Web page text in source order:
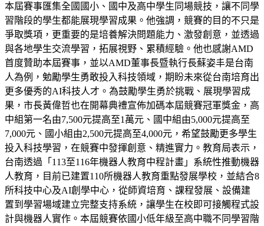
本屆賽事匯集全國國小、國中及高中學生同場競技，讓不同學
習階段的學生都能展現學習成果。他強調，競賽的目的不只是
爭取獎項，更重要的是培養解決問題能力、激發創意，並透過
與各地學生交流學習，拓展視野、累積經驗。他也感謝AMD
首度贊助本屆賽事，並以AMD董事長暨執行長蘇姿丰是台南
人為例，勉勵學生勇敢投入科技領域，期盼未來從台南培育出
更多優秀的AI科技人才。為鼓勵學生勇於挑戰、展現學習成
果，市長黃偉哲也在開幕典禮宣佈加碼本屆競賽冠軍獎金，高
中組第一名由7,500元提高至1萬元、國中組由5,000元提高至
7,000元、國小組由2,500元提高至4,000元，希望鼓勵更多學生
投入科技學習，在競賽中發揮創意、精進實力。教育局表示，
台南透過「113至116年機器人教育中程計畫」系統性推動機器
人教育，目前已建置110所機器人教育重點發展學校，並結合8
所科技中心及AI創學中心，從師資培育、課程發展、設備建
置到學習場域建立完整支持系統，讓學生在校即可接觸程式設
計與機器人實作。本屆競賽依國小低年級至高中職不同學習階